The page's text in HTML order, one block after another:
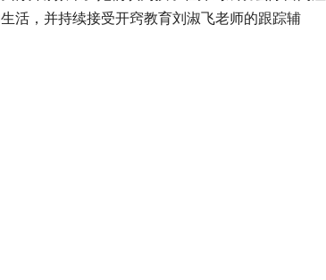
活，并持续接受开窍教育刘淑飞老师的跟踪辅